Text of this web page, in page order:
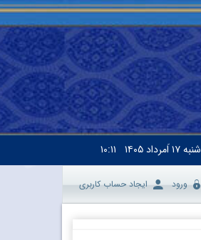
شنبه۱۷ اَمرداد ۱۴۰۵ ۱۰:۱۱
ورود ایجاد حساب کاربری